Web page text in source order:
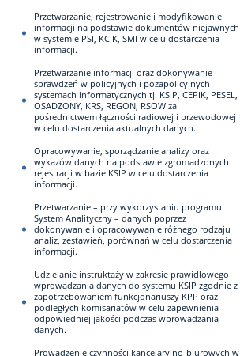
Przetwarzanie, rejestrowanie i modyfikowanie
informacji na podstawie dokumentów niejawnych
w systemie PSI, KCIK, SMI w celu dostarczenia
informacji.
Przetwarzanie informacji oraz dokonywanie
sprawdzeń w policyjnych i pozapolicyjnych
systemach informatycznych tj. KSIP, CEPIK, PESEL,
OSADZONY, KRS, REGON, RSOW za
pośrednictwem łączności radiowej i przewodowej
w celu dostarczenia aktualnych danych.
Opracowywanie, sporządzanie analizy oraz
wykazów danych na podstawie zgromadzonych
rejestracji w bazie KSIP w celu dostarczenia
informacji.
Przetwarzanie – przy wykorzystaniu programu
System Analityczny – danych poprzez
dokonywanie i opracowywanie różnego rodzaju
analiz, zestawień, porównań w celu dostarczenia
informacji.
Udzielanie instruktaży w zakresie prawidłowego
wprowadzania danych do systemu KSIP zgodnie z
zapotrzebowaniem funkcjonariuszy KPP oraz
podległych komisariatów w celu zapewnienia
odpowiedniej jakości podczas wprowadzania
danych.
Prowadzenie czynności kancelaryjno-biurowych w